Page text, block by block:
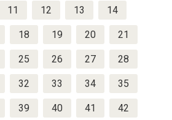
11 12 13 14
18 19 20 21
25 26 27 28
32 33 34 35
39 40 41 42